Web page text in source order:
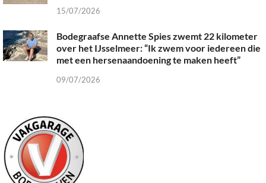
15/07/2026
Bodegraafse Annette Spies zwemt 22 kilometer
over het IJsselmeer: “Ik zwem voor iedereen die
met een hersenaandoening te maken heeft”
09/07/2026